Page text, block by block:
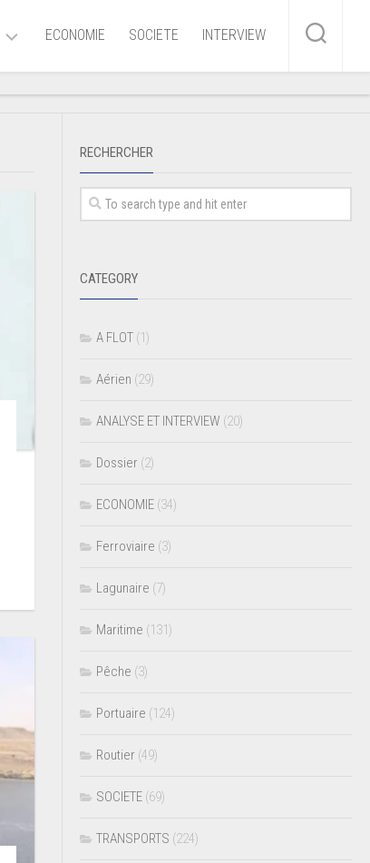
ECONOMIE SOCIETE INTERVIEW
RECHERCHER
CATEGORY
A FLOT (1)
Aérien (29)
ANALYSE ET INTERVIEW (20)
Dossier (2)
ECONOMIE (34)
Ferroviaire (3)
Lagunaire (7)
Maritime (131)
Pêche (3)
Portuaire (124)
Routier (49)
SOCIETE (69)
TRANSPORTS (224)